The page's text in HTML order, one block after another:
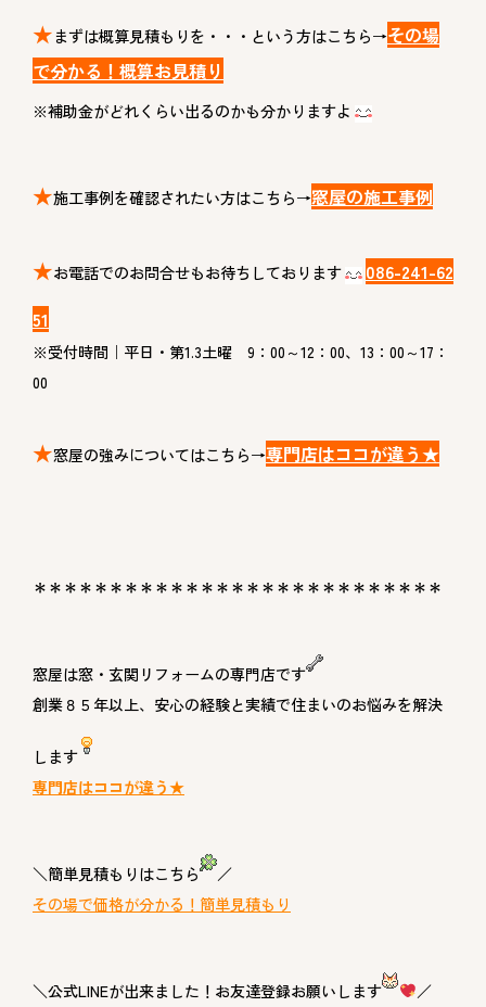
★まずは概算見積もりを・・・という方はこちら→その場
で分かる！概算お見積り
※補助金がどれくらい出るのかも分かりますよ
★施工事例を確認されたい方はこちら→窓屋の施工事例
★お電話でのお問合せもお待ちしております
086-241-62
51
※受付時間｜平日・第1.3土曜 9：00～12：00、13：00～17：
00
★窓屋の強みについてはこちら→専門店はココが違う★
＊＊＊＊＊＊＊＊＊＊＊＊＊＊＊＊＊＊＊＊＊＊＊＊＊＊＊
窓屋は窓・玄関リフォームの専門店です
創業８５年以上、安心の経験と実績で住まいのお悩みを解決
します
専門店はココが違う★
＼簡単見積もりはこちら
／
その場で価格が分かる！簡単見積もり
＼公式LINEが出来ました！お友達登録お願いします ／